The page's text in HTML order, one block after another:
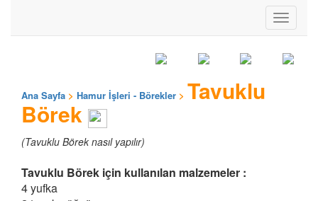
Toggle
Ana Sayfa > Hamur İşleri - Börekler > Tavuklu
Börek
(Tavuklu Börek nasıl yapılır)
Tavuklu Börek için kullanılan malzemeler :
4 yufka